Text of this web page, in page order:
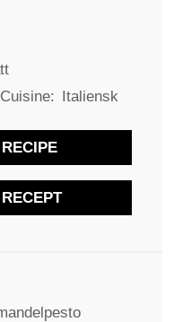
Cuisine: Italiensk